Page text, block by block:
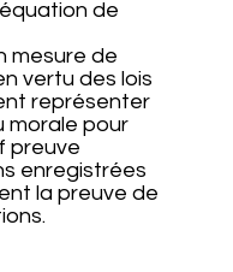
de
mesure de
vertu des lois
représenter
morale pour
preuve
enregistrées
la preuve de